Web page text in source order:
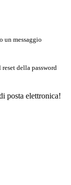
un messaggio
della password
posta elettronica!